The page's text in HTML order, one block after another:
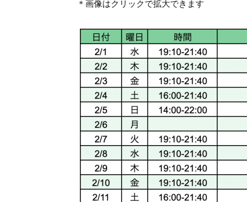
＊画像はクリックで拡大できます